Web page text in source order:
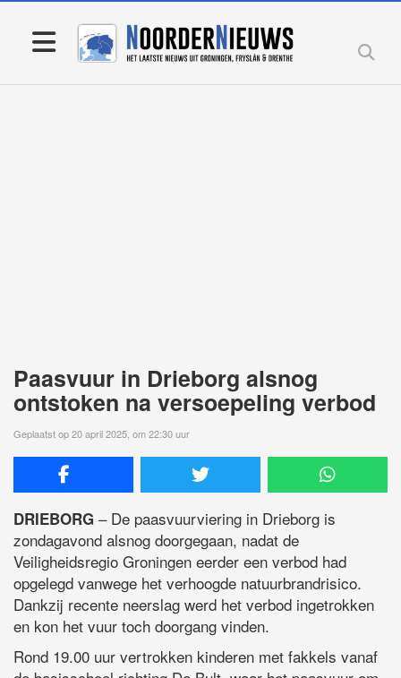
Paasvuur in Drieborg alsnog
ontstoken na versoepeling verbod
Geplaatst op 20 april 2025, om 22:30 uur
DRIEBORG – De paasvuurviering in Drieborg is
zondagavond alsnog doorgegaan, nadat de
Veiligheidsregio Groningen eerder een verbod had
opgelegd vanwege het verhoogde natuurbrandrisico.
Dankzij recente neerslag werd het verbod ingetrokken
en kon het vuur toch doorgang vinden.
Rond 19.00 uur vertrokken kinderen met fakkels vanaf